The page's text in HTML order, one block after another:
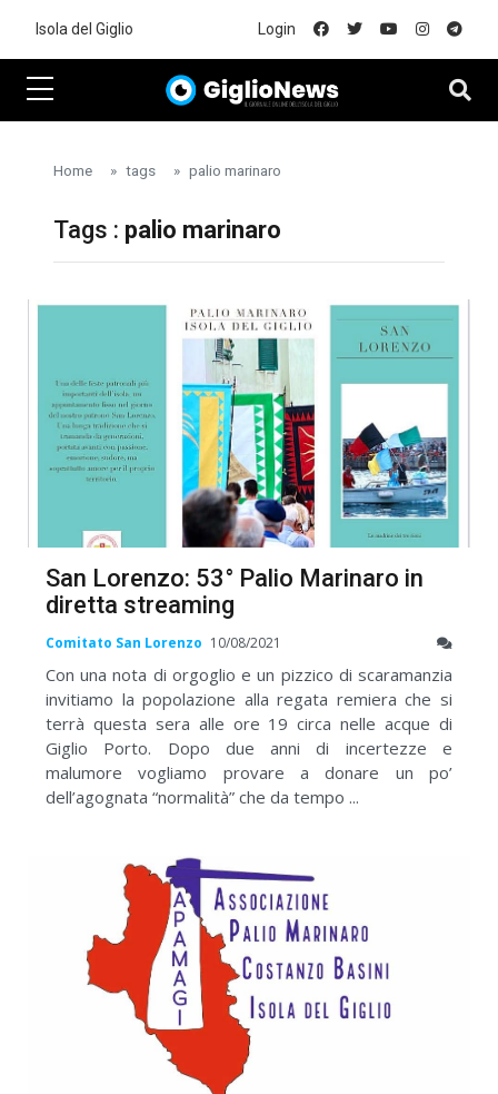
Isola del Giglio Login
Home tags palio marinaro
Tags : palio marinaro
San Lorenzo: 53° Palio Marinaro in
diretta streaming
Comitato San Lorenzo 10/08/2021
Con una nota di orgoglio e un pizzico di scaramanzia
invitiamo la popolazione alla regata remiera che si
terrà questa sera alle ore 19 circa nelle acque di
Giglio Porto. Dopo due anni di incertezze e
malumore vogliamo provare a donare un po’
dell’agognata “normalità” che da tempo ...